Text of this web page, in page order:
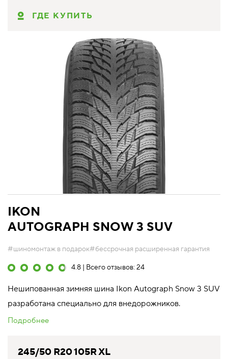
ГДЕ КУПИТЬ
IKON
AUTOGRAPH SNOW 3 SUV
#шиномонтаж в подарок#бессрочная расширенная гарантия
4.8 | Всего отзывов: 24
Нешипованная зимняя шина Ikon Autograph Snow 3 SUV
разработана специально для внедорожников.
Подробнее
245/50 R20 105R XL